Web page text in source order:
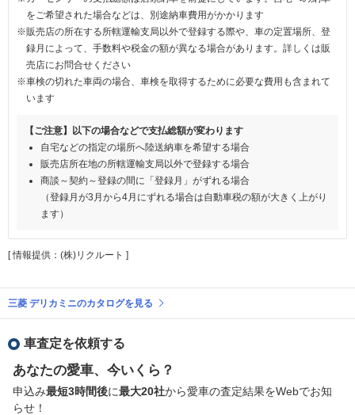
をご希望された場合などは、別途納車費用がかかります
※販売店の所在する所轄運輸支局以外で登録する際や、車の定置場所、登
録月によって、手数料や税金の額が異なる場合があります。詳しくは販
売店にお問合せください
※車検の切れた車両の場合、車検を取得するために必要な費用も含まれて
います
【ご注意】以下の場合などで支払総額が変わります
自宅などの指定の場所へ陸送納車を希望する場合
販売店所在地の所轄運輸支局以外で登録する場合
商談～契約～登録の間に「登録月」がずれる場合
（登録月が3月から4月にずれる場合は自動車税の額が大きく上がり
ます）
[ 情報提供：(株)リクルート ]
三菱 デリカミニのカタログを見る
車査定を依頼する
あなたの愛車、今いくら？
申込み最短3時間後に最大20社から愛車の査定結果をWebでお知
らせ！